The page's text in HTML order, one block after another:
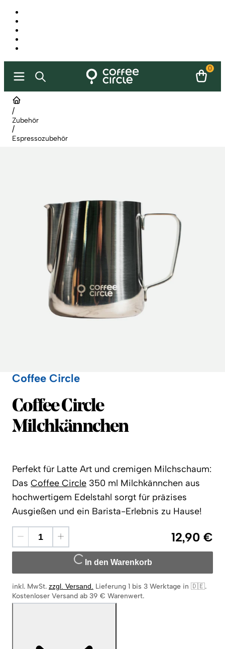
0
/
Zubehör
/
Espressozubehör
Coffee Circle
Coffee Circle
Coffee Circle
Milchkännchen
Perfekt für Latte Art und cremigen Milchschaum:
Das Coffee Circle 350 ml Milchkännchen aus
hochwertigem Edelstahl sorgt für präzises
Ausgießen und ein Barista-Erlebnis zu Hause!
12,90 €
In den Warenkorb
inkl. MwSt. zzgl. Versand. Lieferung 1 bis 3 Werktage in 🇩🇪.
Kostenloser Versand ab 39 € Warenwert.